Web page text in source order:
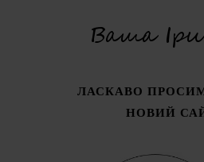
ЛАСКАВО
НОВИЙ